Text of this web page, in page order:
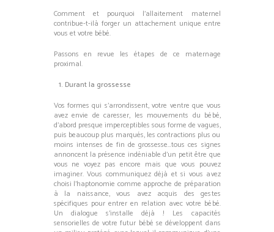
Comment et pourquoi l’allaitement maternel
contribue-t-ilà forger un attachement unique entre
vous et votre bébé.
Passons en revue les étapes de ce maternage
proximal.
Durant la grossesse
Vos formes qui s’arrondissent, votre ventre que vous
avez envie de caresser, les mouvements du bébé,
d’abord presque imperceptibles sous forme de vagues,
puis beaucoup plus marqués, les contractions plus ou
moins intenses de fin de grossesse…tous ces signes
annoncent la présence indéniable d’un petit être que
vous ne voyez pas encore mais que vous pouvez
imaginer. Vous communiquez déjà et si vous avez
choisi l’haptonomie comme approche de préparation
à la naissance, vous avez acquis des gestes
spécifiques pour entrer en relation avec votre bébé.
Un dialogue s’installe déjà ! Les capacités
sensorielles de votre futur bébé se développent dans